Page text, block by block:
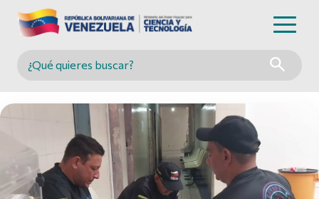
Buscar en MINCYT